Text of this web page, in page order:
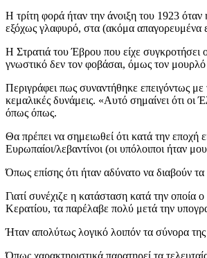
Η τρίτη φορά ήταν την άνοιξη του 1923
εξόχως γλαφυρό, στα (ακόμα απαγορευμένα
Η Στρατιά του Έβρου που είχε συγκροτήσει
γνωστικό δεν τον φοβάσαι, όμως τον
Περιγράφει πως συναντήθηκε επειγόντως με
κεμαλικές δυνάμεις. «Αυτό σημαίνει ότι
όπως όπως.
Θα πρέπει να σημειωθεί ότι κατά την εποχή
Ευρωπαίοι/λεβαντίνοι (οι υπόλοιποι ήταν
Όπως επίσης ότι ήταν αδύνατο να διαβούν
Γιατί συνέχιζε η κατάσταση κατά την
Κερατίου, τα παρέλαβε πολύ μετά την
Ήταν απολύτως λογικό λοιπόν τα σύνορα
Όπως χαρακτηριστικά παρατηρεί τα